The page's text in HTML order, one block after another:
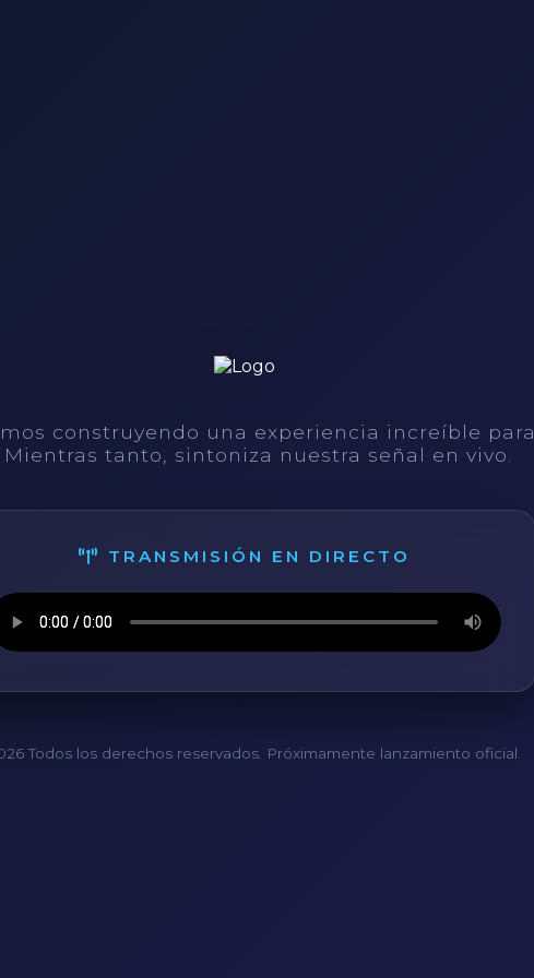
construyendo una experiencia increíble para
tanto, sintoniza nuestra señal en vivo.
TRANSMISIÓN EN DIRECTO
Todos los derechos reservados. Próximamente lanzamiento oficial.